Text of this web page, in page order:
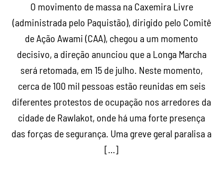
O movimento de massa na Caxemira Livre
(administrada pelo Paquistão), dirigido pelo Comitê
de Ação Awami (CAA), chegou a um momento
decisivo, a direção anunciou que a Longa Marcha
será retomada, em 15 de julho. Neste momento,
cerca de 100 mil pessoas estão reunidas em seis
diferentes protestos de ocupação nos arredores da
cidade de Rawlakot, onde há uma forte presença
das forças de segurança. Uma greve geral paralisa a
[…]